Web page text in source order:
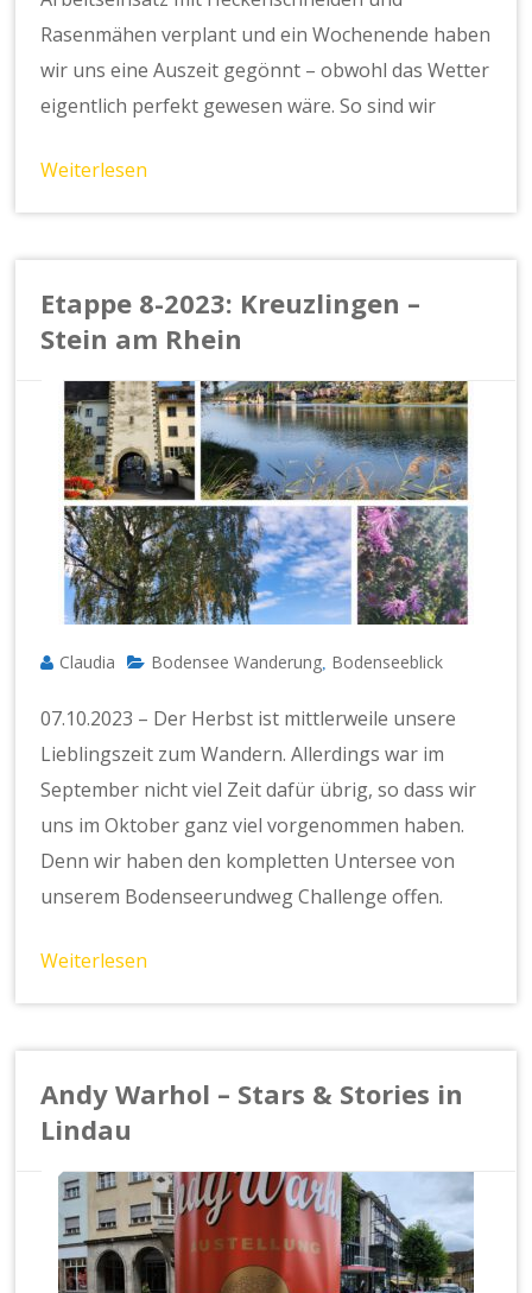
Rasenmähen verplant und ein Wochenende haben
wir uns eine Auszeit gegönnt – obwohl das Wetter
eigentlich perfekt gewesen wäre. So sind wir
Weiterlesen
Etappe 8-2023: Kreuzlingen –
Stein am Rhein
Claudia Bodensee Wanderung Bodenseeblick
07.10.2023 – Der Herbst ist mittlerweile unsere
Lieblingszeit zum Wandern. Allerdings war im
September nicht viel Zeit dafür übrig, so dass wir
uns im Oktober ganz viel vorgenommen haben.
Denn wir haben den kompletten Untersee von
unserem Bodenseerundweg Challenge offen.
Weiterlesen
Andy Warhol – Stars & Stories in
Lindau